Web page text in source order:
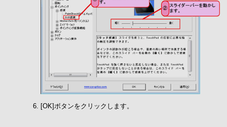
[OK]ボタンをクリックします。